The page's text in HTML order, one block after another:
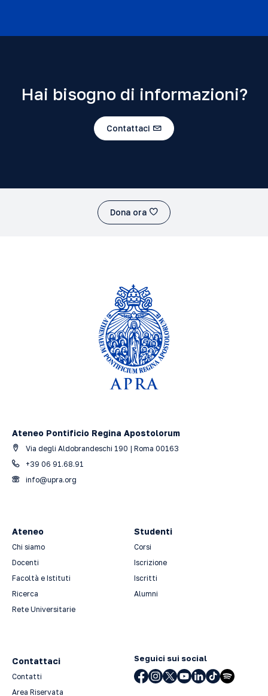
Hai bisogno di informazioni?
Contattaci
Dona ora
Ateneo Pontificio Regina Apostolorum
Via degli Aldobrandeschi 190 | Roma 00163
+39 06 91.68.91
info@upra.org
Ateneo
Chi siamo
Docenti
Facoltà e Istituti
Ricerca
Rete Universitarie
Studenti
Corsi
Iscrizione
Iscritti
Alumni
Contattaci
Contatti
Area Riservata
Seguici sui social